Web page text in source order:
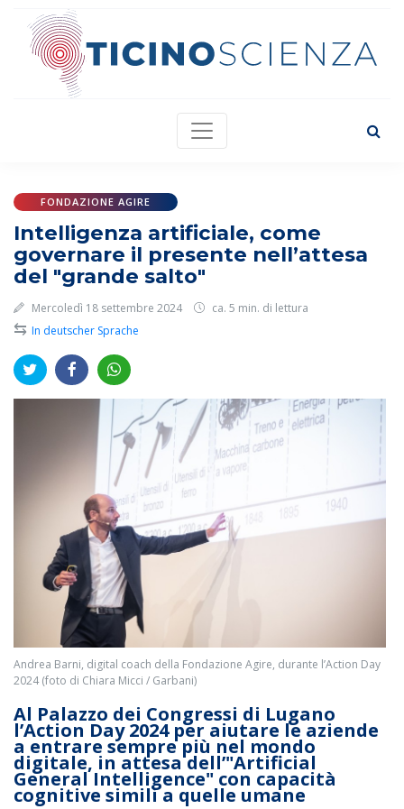
FONDAZIONE AGIRE
Intelligenza artificiale, come
governare il presente nell’attesa
del "grande salto"
Mercoledì 18 settembre 2024 ca. 5 min. di lettura
⇆ In deutscher Sprache
Andrea Barni, digital coach della Fondazione Agire, durante l’Action Day
2024 (foto di Chiara Micci / Garbani)
Al Palazzo dei Congressi di Lugano
l’Action Day 2024 per aiutare le aziende
a entrare sempre più nel mondo
digitale, in attesa dell’"Artificial
General Intelligence" con capacità
cognitive simili a quelle umane